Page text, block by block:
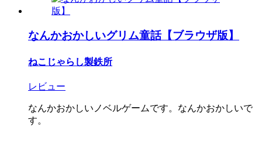
なんかおかしいグリム童話【ブラウザ版】
ねこじゃらし製鉄所
レビュー
なんかおかしいノベルゲームです。なんかおかしいで
す。